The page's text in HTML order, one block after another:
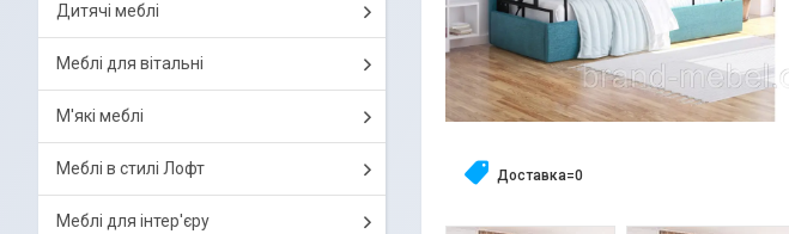
Доставка=0
Дитячі меблі
Меблі для вітальні
М'які меблі
Меблі в стилі Лофт
Меблі для інтер'єру